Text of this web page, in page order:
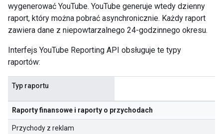
wygenerować YouTube. YouTube generuje wtedy dzienny
raport, który można pobrać asynchronicznie. Każdy raport
zawiera dane z niepowtarzalnego 24-godzinnego okresu.
Interfejs YouTube Reporting API obsługuje te typy
raportów:
Typ raportu
Raporty finansowe i raporty o przychodach
Przychody z reklam